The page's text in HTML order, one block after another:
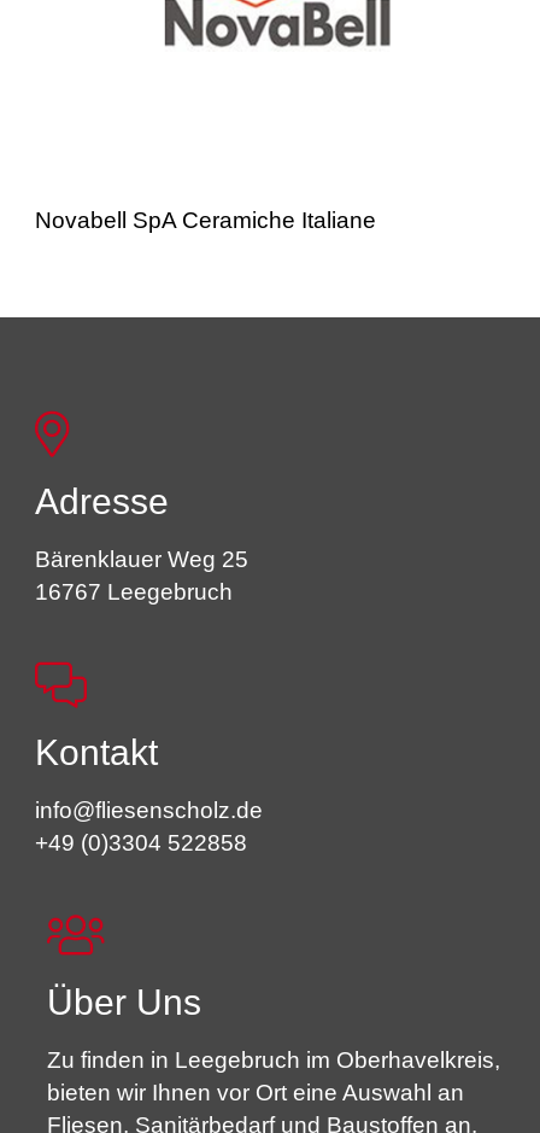
Novabell SpA Ceramiche Italiane
Adresse
Bärenklauer Weg 25
16767 Leegebruch
Kontakt
info@fliesenscholz.de
+49 (0)3304 522858
Über Uns
Zu finden in Leegebruch im Oberhavelkreis,
bieten wir Ihnen vor Ort eine Auswahl an
Fliesen, Sanitärbedarf und Baustoffen an.